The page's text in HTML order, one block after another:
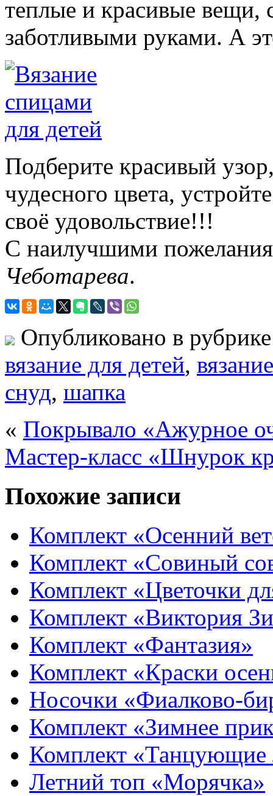
теплые и красивые вещи,
заботливыми руками. А
Подберите красивый
чудесного цвета,
своё удовольствие!!!
С наилучшими
Чеботарева.
Опубликовано в
вязание для детей,
снуд, шапка
« Покрывало «Ажурное
Мастер-класс «Шнурок
Похожие записи
Комплект «Осенний
Комплект «Совиный
Комплект «Цветочки
Комплект «Виктория
Комплект «Фантазия»
Комплект «Краски
Носочки «Фиалково-
Комплект «Зимнее
Комплект «Танцующие
Летний топ «Морячка»